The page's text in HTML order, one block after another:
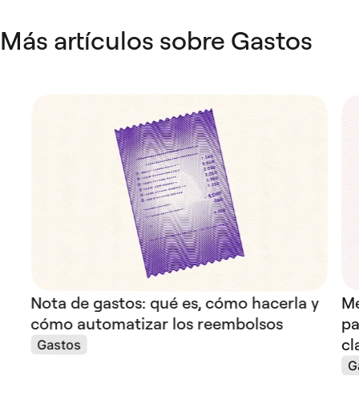
Más artículos sobre Gastos
Nota de gastos: qué es, cómo hacerla y
cómo automatizar los reembolsos
Gastos